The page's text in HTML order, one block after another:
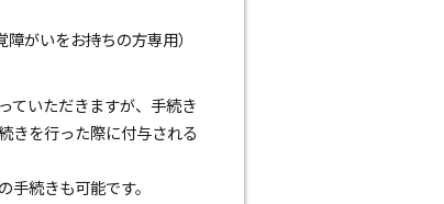
がいをお持ちの方専用）
ていただきますが、手続き
きを行った際に付与される
続きも可能です。